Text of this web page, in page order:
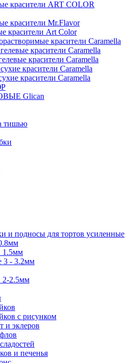
красители ART COLOR
красители Mr.Flavor
красители Art Color
красители Caramella
красители Caramella
красители Caramella
красители Caramella
красители Caramella
Glican
тишью
и подносы для тортов усиленные
1.5мм
3 - 3.2мм
2-2.5мм
с рисунком
и эклеров
и печенья